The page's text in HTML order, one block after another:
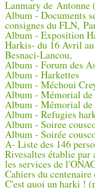
Lanmary de Antonne
Album - Documents
consignes du FLN,
Album - Exposition
Harkis- du 16 Avril
Besnaci-Lancou,
Album - Forum des
Album - Harkettes
Album - Méchoui
Album - Mémorial de
Album - Mémorial de
Album - Refugies
Album - Soiree
Album - Soirée
A- Liste des 146
Rivesaltes établie par
les services de
Cahiers du
C'est quoi un harki !